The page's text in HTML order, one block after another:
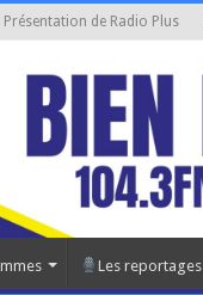
Présentation de Radio Plus
Les reportages